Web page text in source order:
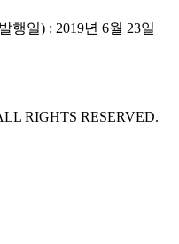
행일) : 2019년 6월 23일
RIGHTS RESERVED.